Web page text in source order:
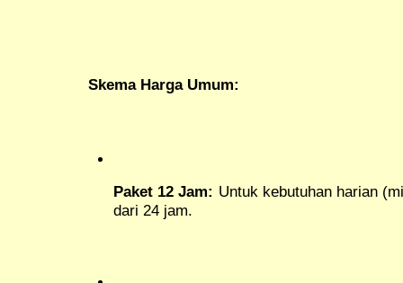
Skema Harga Umum:
Paket 12 Jam: Untuk kebutuhan harian
dari 24 jam.